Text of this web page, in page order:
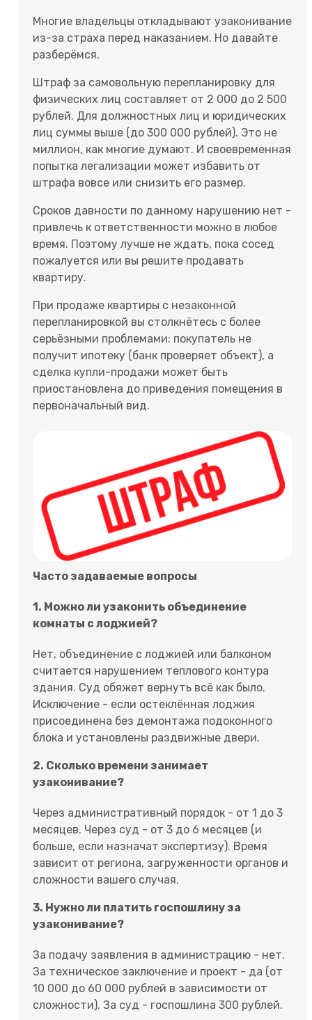
Многие владельцы откладывают узаконивание
из-за страха перед наказанием. Но давайте
разберёмся.
Штраф за самовольную перепланировку для
физических лиц составляет от 2 000 до 2 500
рублей. Для должностных лиц и юридических
лиц суммы выше (до 300 000 рублей). Это не
миллион, как многие думают. И своевременная
попытка легализации может избавить от
штрафа вовсе или снизить его размер.
Сроков давности по данному нарушению нет -
привлечь к ответственности можно в любое
время. Поэтому лучше не ждать, пока сосед
пожалуется или вы решите продавать
квартиру.
При продаже квартиры с незаконной
перепланировкой вы столкнётесь с более
серьёзными проблемами: покупатель не
получит ипотеку (банк проверяет объект), а
сделка купли-продажи может быть
приостановлена до приведения помещения в
первоначальный вид.
Часто задаваемые вопросы
1. Можно ли узаконить объединение
комнаты с лоджией?
Нет, объединение с лоджией или балконом
считается нарушением теплового контура
здания. Суд обяжет вернуть всё как было.
Исключение - если остеклённая лоджия
присоединена без демонтажа подоконного
блока и установлены раздвижные двери.
2. Сколько времени занимает
узаконивание?
Через административный порядок - от 1 до 3
месяцев. Через суд - от 3 до 6 месяцев (и
больше, если назначат экспертизу). Время
зависит от региона, загруженности органов и
сложности вашего случая.
3. Нужно ли платить госпошлину за
узаконивание?
За подачу заявления в администрацию - нет.
За техническое заключение и проект - да (от
10 000 до 60 000 рублей в зависимости от
сложности). За суд - госпошлина 300 рублей.